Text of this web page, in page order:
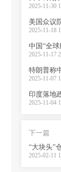
2025-11-30
美国众议
2025-11-18
2025-11-17
特朗普称
2025-11-07
2025-11-04
下一篇
2025-02-11